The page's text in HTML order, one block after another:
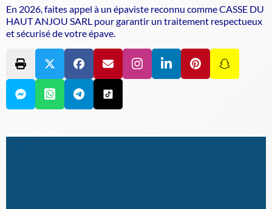
En 2026, faites appel à un épaviste reconnu comme CASSE DU
HAUT ANJOU SARL pour garantir un traitement respectueux
et sécurisé de votre épave.